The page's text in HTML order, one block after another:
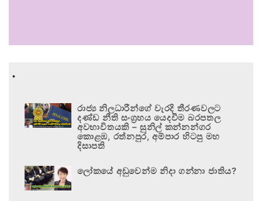
.
රාජ්‍ය නිලධාරීන්ගේ වැරදි තීරණවලට
දණ්ඩ නීති සංග්‍රහය යෙදවීම බරපතල
අවභාවිතයකි – සුනිල් කන්නන්ගර
කොළඹ, රත්නපුර, අම්පාර හිටපු මහ
දිසාපති
ලෝකයේ අඩුවෙන්ම නිදා ගන්නා ජාතිය?